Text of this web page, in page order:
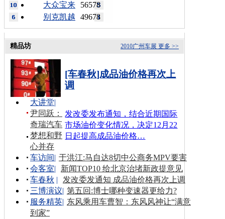
56578
大众宝来
49678
别克凯越
更多 >>
2010广州车展
精品坊
[车春秋]成品油价格再次上
调
发改委发布通知，结合近期国际
市场油价变化情况，决定12月22
日起提高成品油价格…
大讲堂|
尹同跃：
奇瑞汽车
梦想和野
心并存
车访间| 于洪江:马自达8切中公商务MPV要害
会客室|
新闻TOP10 给北京治堵新政提意见
车春秋 |
发改委发通知 成品油价格再次上调
三博演议| 第五回:博士哪种变速器更给力?
服务精英| 东风乘用车曹智：东风风神让“满意
到家”